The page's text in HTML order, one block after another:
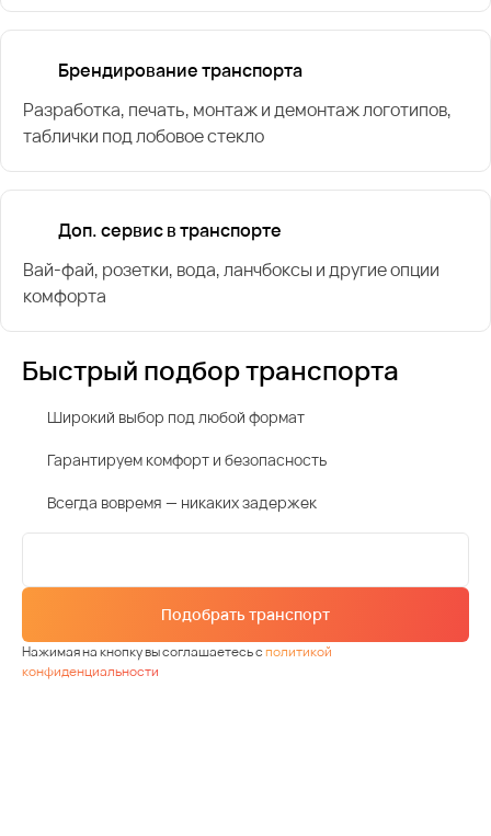
Брендирование транспорта
Разработка, печать, монтаж и демонтаж логотипов,
таблички под лобовое стекло
Доп. сервис в транспорте
Вай-фай, розетки, вода, ланчбоксы и другие опции
комфорта
Быстрый подбор транспорта
Широкий выбор под любой формат
Гарантируем комфорт и безопасность
Всегда вовремя — никаких задержек
Подобрать транспорт
Нажимая на кнопку вы соглашаетесь сполитикой
конфиденциальности